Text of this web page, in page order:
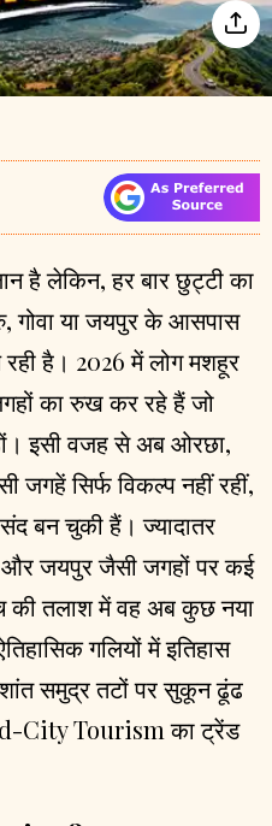
है लेकिन, हर बार छुट्टी का
गोवा या जयपुर के आसपास
रही है। 2026 में लोग मशहूर
का रुख कर रहे हैं जो
इसी वजह से अब ओरछा,
जगहें सिर्फ विकल्प नहीं रहीं,
बन चुकी हैं। ज्यादातर
और जयपुर जैसी जगहों पर कई
की तलाश में वह अब कुछ नया
गलियों में इतिहास
समुद्र तटों पर सुकून ढूंढ
City Tourism का ट्रेंड